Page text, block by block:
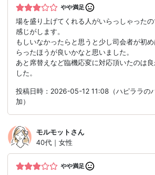
やや満足
場を盛り上げてくれる人がいらっしゃった
感じがします。
もしいなかったらと思うと少し司会者が初
らったほうが良いかなと思いました。
あと席替えなど臨機応変に対応頂いたのは
した。
投稿日時：2026-05-12 11:08（ハピララの
加）
モルモットさん
40代｜女性
やや満足